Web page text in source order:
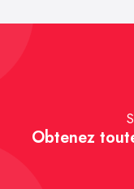
Obtenez